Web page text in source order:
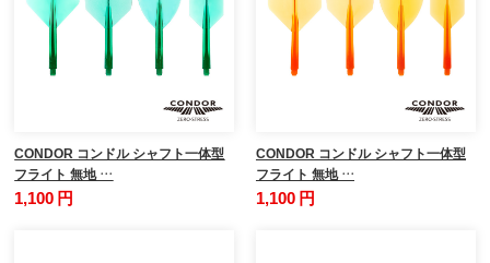
CONDOR コンドル シャフト一体型
フライト 無地 …
1,100 円
CONDOR コンドル シャフト一体型
フライト 無地 …
1,100 円